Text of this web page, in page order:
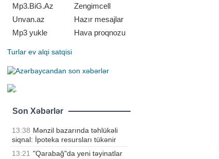
Mp3.BiG.Az
Zengimcell
Unvan.az
Hazır mesajlar
Mp3 yukle
Hava proqnozu
Turlar ev alqi satqisi
Son Xəbərlər
13:38 Mənzil bazarında təhlükəli
siqnal: İpoteka resursları tükənir
13:21 "Qarabağ"da yeni təyinatlar